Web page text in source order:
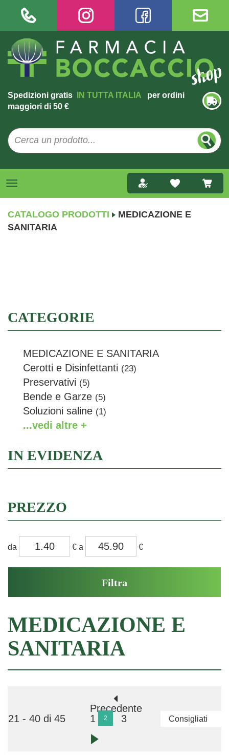
Spedizioni gratis IN TUTTA ITALIA
per ordini
maggiori di 50 €
CATALOGO PRODOTTI
MEDICAZIONE E
SANITARIA
CATEGORIE
MEDICAZIONE E SANITARIA
Cerotti e Disinfettanti (23)
Preservativi (5)
Bende e Garze (5)
Soluzioni saline (1)
...vedi altre +
IN EVIDENZA
PREZZO
da
da €
a
a €
MEDICAZIONE E
SANITARIA
21 - 40 di 45
Precedente
1
2 3